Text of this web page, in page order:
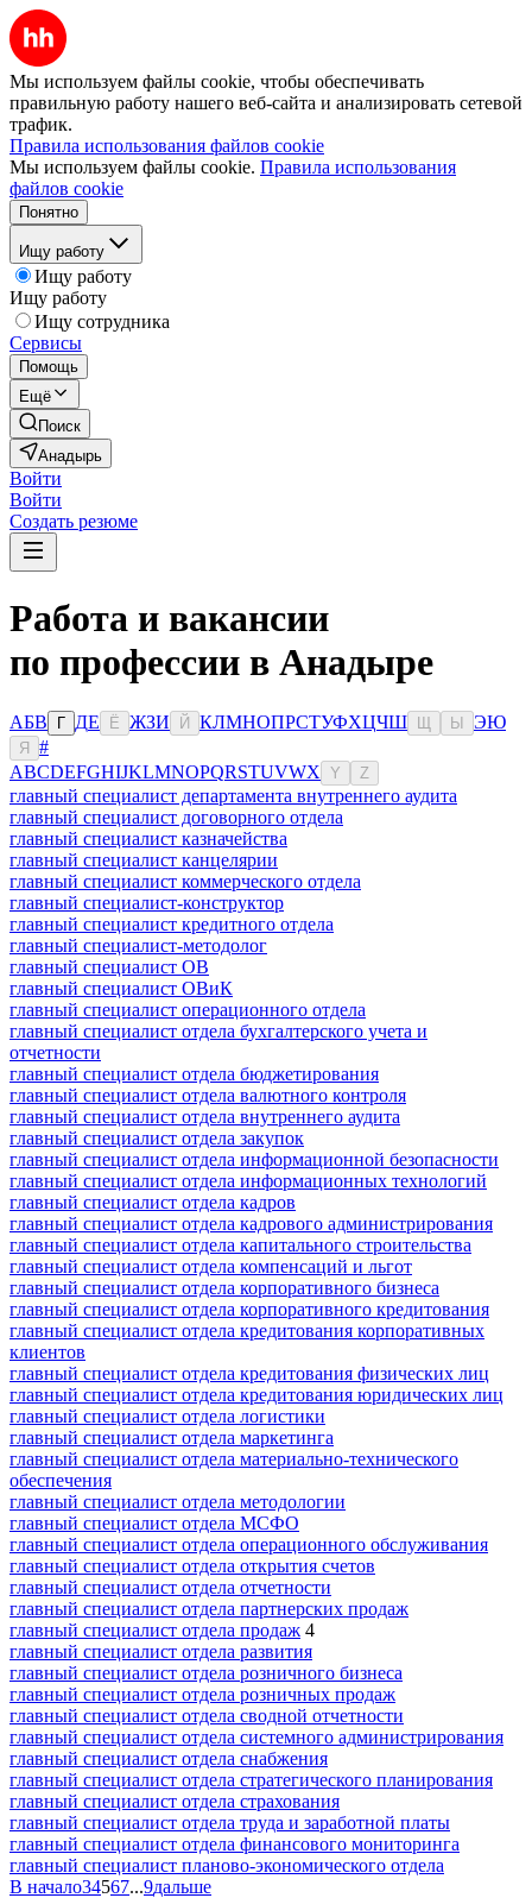
Мы используем файлы cookie, чтобы обеспечивать
правильную работу нашего веб-сайта и анализировать сетевой
трафик.
Правила использования файлов cookie
Мы используем файлы cookie. Правила использования
файлов cookie
Понятно
Ищу работу
Ищу работу
Ищу работу
Ищу сотрудника
Сервисы
Помощь
Ещё
Поиск
Анадырь
Войти
Войти
Создать резюме
Работа и вакансии
по профессии в Анадыре
АБВ Г ДЕ Ё ЖЗИ Й КЛМНОПРСТУФХЦЧШ Ы ЭЮ
Я
#
ABCDEFGHIJKLMNOPQRSTUVWX Y Z
главный специалист департамента внутреннего аудита
главный специалист договорного отдела
главный специалист казначейства
главный специалист канцелярии
главный специалист коммерческого отдела
главный специалист-конструктор
главный специалист кредитного отдела
главный специалист-методолог
главный специалист ОВ
главный специалист ОВиК
главный специалист операционного отдела
главный специалист отдела бухгалтерского учета и
отчетности
главный специалист отдела бюджетирования
главный специалист отдела валютного контроля
главный специалист отдела внутреннего аудита
главный специалист отдела закупок
главный специалист отдела информационной безопасности
главный специалист отдела информационных технологий
главный специалист отдела кадров
главный специалист отдела кадрового администрирования
главный специалист отдела капитального строительства
главный специалист отдела компенсаций и льгот
главный специалист отдела корпоративного бизнеса
главный специалист отдела корпоративного кредитования
главный специалист отдела кредитования корпоративных
клиентов
главный специалист отдела кредитования физических лиц
главный специалист отдела кредитования юридических лиц
главный специалист отдела логистики
главный специалист отдела маркетинга
главный специалист отдела материально-технического
обеспечения
главный специалист отдела методологии
главный специалист отдела МСФО
главный специалист отдела операционного обслуживания
главный специалист отдела открытия счетов
главный специалист отдела отчетности
главный специалист отдела партнерских продаж
главный специалист отдела продаж 4
главный специалист отдела развития
главный специалист отдела розничного бизнеса
главный специалист отдела розничных продаж
главный специалист отдела сводной отчетности
главный специалист отдела системного администрирования
главный специалист отдела снабжения
главный специалист отдела стратегического планирования
главный специалист отдела страхования
главный специалист отдела труда и заработной платы
главный специалист отдела финансового мониторинга
главный специалист планово-экономического отдела
В начало34567...9дальше